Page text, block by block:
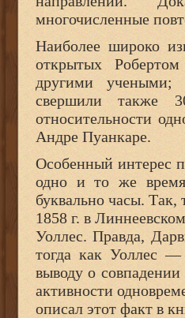
многочисленные
Наиболее широко
открытых
другими учеными;
свершили также
относительности
Андре Пуанкаре.
Особенный интерес
одно и то же время
буквально часы. Так,
1858 г. в
Уоллес. Правда,
тогда как Уоллес
выводу о
активности
описал этот факт в